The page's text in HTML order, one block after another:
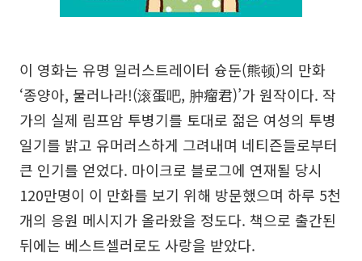
이 영화는 유명 일러스트레이터 슝둔(熊顿)의 만화
‘종양아, 물러나라!(滚蛋吧, 肿瘤君)’가 원작이다. 작
가의 실제 림프암 투병기를 토대로 젊은 여성의 투병
일기를 밝고 유머러스하게 그려내며 네티즌들로부터
큰 인기를 얻었다. 마이크로 블로그에 연재될 당시
120만명이 이 만화를 보기 위해 방문했으며 하루 5천
개의 응원 메시지가 올라왔을 정도다. 책으로 출간된
뒤에는 베스트셀러로도 사랑을 받았다.